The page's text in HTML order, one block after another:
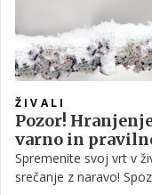
ŽIVALI
Pozor!
varno in
Spremenite svoj vrt v
srečanje z naravo!